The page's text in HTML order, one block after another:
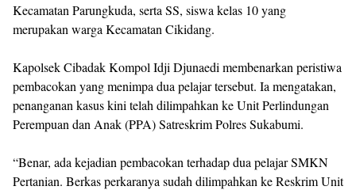
Kecamatan Parungkuda, serta SS, siswa kelas 10 yang
merupakan warga Kecamatan Cikidang.
Kapolsek Cibadak Kompol Idji Djunaedi membenarkan peristiwa
pembacokan yang menimpa dua pelajar tersebut. Ia mengatakan,
penanganan kasus kini telah dilimpahkan ke Unit Perlindungan
Perempuan dan Anak (PPA) Satreskrim Polres Sukabumi.
“Benar, ada kejadian pembacokan terhadap dua pelajar SMKN
Pertanian. Berkas perkaranya sudah dilimpahkan ke Reskrim Unit